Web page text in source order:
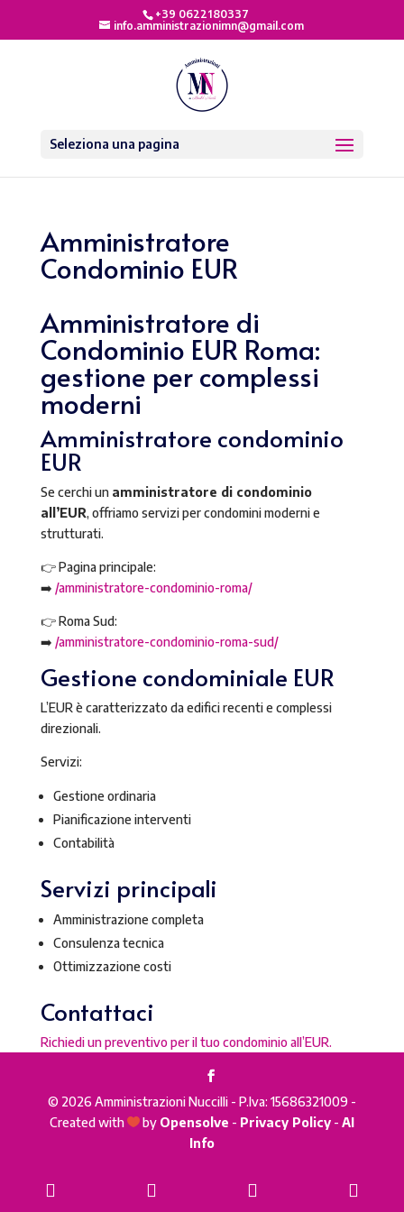
+39 0622180337
info.amministrazionimn@gmail.com
Seleziona una pagina
Amministratore
Condominio EUR
Amministratore di
Condominio EUR Roma:
gestione per complessi
moderni
Amministratore condominio
EUR
Se cerchi un amministratore di condominio
all’EUR, offriamo servizi per condomini moderni e
strutturati.
👉 Pagina principale:
➡️ /amministratore-condominio-roma/
👉 Roma Sud:
➡️ /amministratore-condominio-roma-sud/
Gestione condominiale EUR
L’EUR è caratterizzato da edifici recenti e complessi
direzionali.
Servizi:
Gestione ordinaria
Pianificazione interventi
Contabilità
Servizi principali
Amministrazione completa
Consulenza tecnica
Ottimizzazione costi
Contattaci
Richiedi un preventivo per il tuo condominio all’EUR.
© 2026 Amministrazioni Nuccilli - P.Iva: 15686321009 -
Created with by Opensolve - Privacy Policy- AI
Info
WhatsApp